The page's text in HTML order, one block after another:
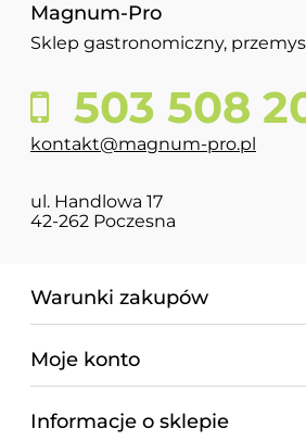
Magnum-Pro
Sklep gastronomiczny,
503 508
kontakt@magnum-pro.pl
ul. Handlowa 17
42-262 Poczesna
Warunki zakupów
Moje konto
Informacje o sklepie